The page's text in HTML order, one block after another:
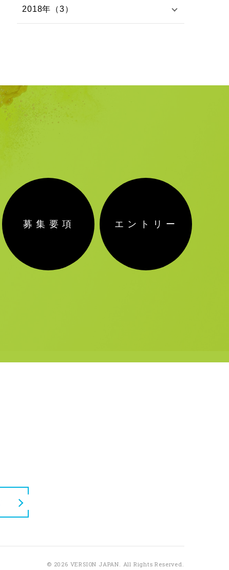
2018年（3）
募集要項 エントリー
© 2026 VERSION JAPAN. All Rights Reserved.